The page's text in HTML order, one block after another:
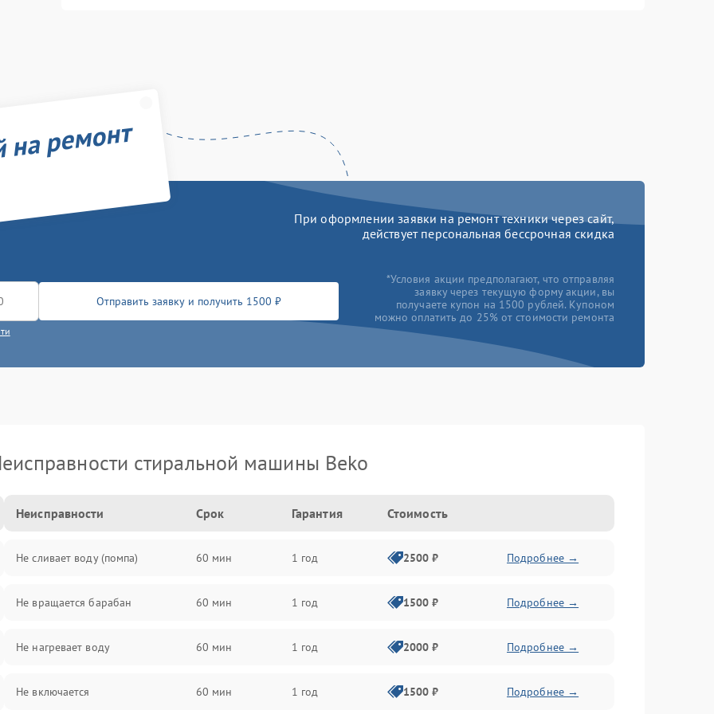
ремонт
При оформлении заявки на ремонт техники через сайт,
действует персональная бессрочная скидка
Отправить заявку и получить 1500 ₽
*Условия акции предполагают, что отправляя
заявку через текущую форму акции, вы
получаете купон на 1500 рублей. Купоном
можно оплатить до 25% от стоимости ремонта
стиральной машины Beko
Неисправности Срок Гарантия Стоимость
Не сливает воду (помпа) 60 мин 1 год 2500 ₽ Подробнее →
Не вращается барабан 60 мин 1 год 1500 ₽ Подробнее →
Не нагревает воду 60 мин 1 год 2000 ₽ Подробнее →
Не включается 60 мин 1 год 1500 ₽ Подробнее →